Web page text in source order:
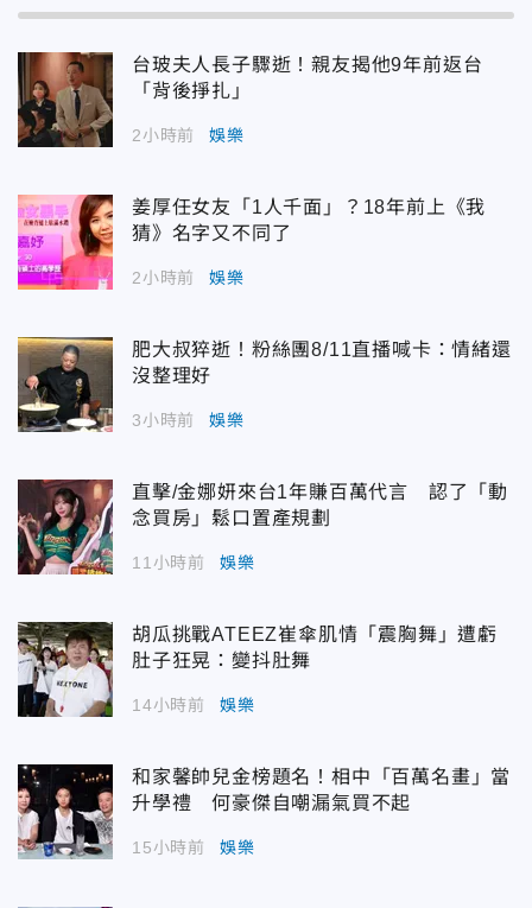
台玻夫人長子驟逝！親友揭他9年前返台
「背後掙扎」
2小時前 娛樂
姜厚任女友「1人千面」？18年前上《我
猜》名字又不同了
2小時前 娛樂
肥大叔猝逝！粉絲團8/11直播喊卡：情緒還
沒整理好
3小時前 娛樂
直擊/金娜妍來台1年賺百萬代言 認了「動
念買房」鬆口置產規劃
11小時前 娛樂
胡瓜挑戰ATEEZ崔傘肌情「震胸舞」遭虧
肚子狂晃：變抖肚舞
14小時前 娛樂
和家馨帥兒金榜題名！相中「百萬名畫」當
升學禮 何豪傑自嘲漏氣買不起
15小時前 娛樂